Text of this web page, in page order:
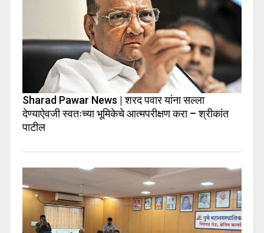
Sharad Pawar News | शरद पवार यांना सल्ला
देण्याऐवजी स्वतःच्या भूमिकेचे आत्मपरीक्षण करा – श्रीकांत
पाटील